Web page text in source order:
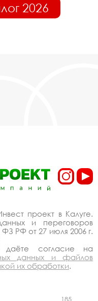
2026
проект в Калуге.
и переговоров
РФ от 27 июля 2006 г.
даёте согласие на
данных и файлов
их обработки.
185